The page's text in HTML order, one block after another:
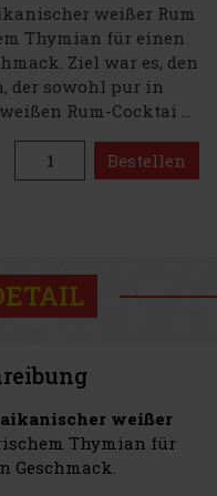
weißer Rum
Thymian für einen
Ziel war es, den
der sowohl pur in
Rum-Cocktai ...
Bestellen
weißer
Thymian für
Geschmack.